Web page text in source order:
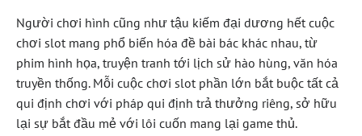
Người chơi hình cũng như tậu kiếm đại dương hết cuộc
chơi slot mang phổ biến hóa đề bài bác khác nhau, từ
phim hình họa, truyện tranh tới lịch sử hào hùng, văn hóa
truyền thống. Mỗi cuộc chơi slot phần lớn bắt buộc tất cả
qui định chơi với pháp qui định trả thưởng riêng, sở hữu
lại sự bắt đầu mẻ với lôi cuốn mang lại game thủ.